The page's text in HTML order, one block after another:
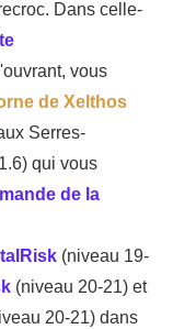
Dans celle-
vous
de Xelthos
Serres-
qui vous
de la
(niveau 19-
(niveau 20-21) et
20-21) dans